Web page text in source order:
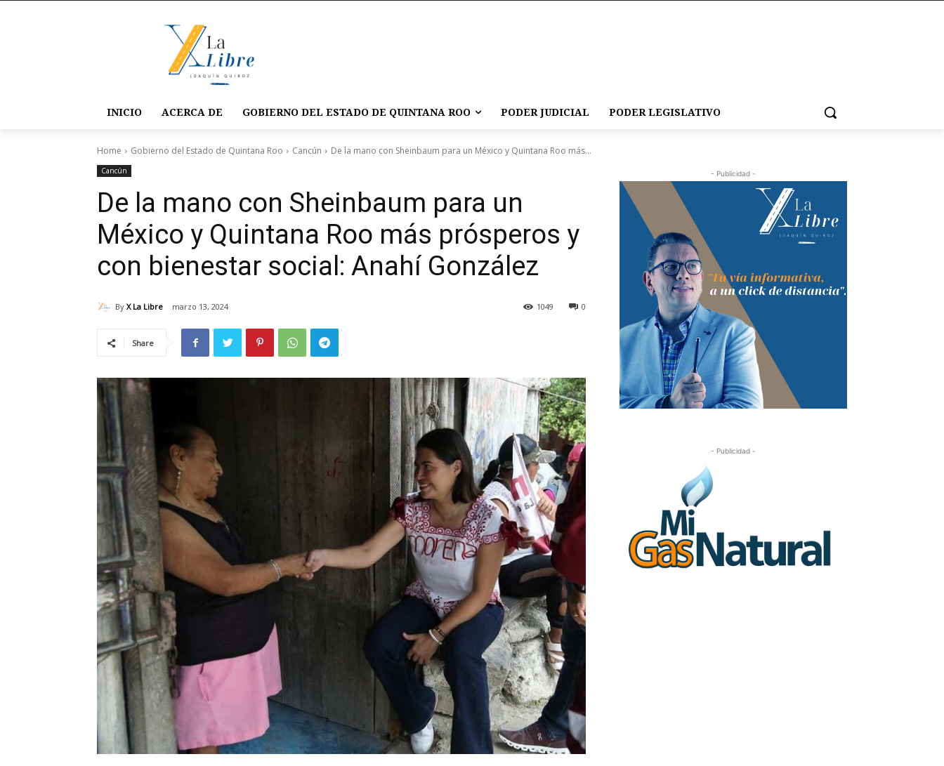
INICIO ACERCA DE GOBIERNO DEL ESTADO DE QUINTANA ROO PODER JUDICIAL PODER LEGISLATIVO
Home Gobierno del Estado de Quintana Roo Cancún De la mano con Sheinbaum para un México y Quintana Roo más...
Cancún
De la mano con Sheinbaum para un
México y Quintana Roo más prósperos y
con bienestar social: Anahí González
By X La Libre marzo 13, 2024 0
1049
Share
- Publicidad -
- Publicidad -